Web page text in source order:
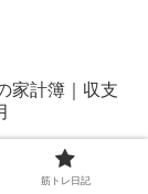
家計簿｜収支
】＃361 体作
筋トレ日記